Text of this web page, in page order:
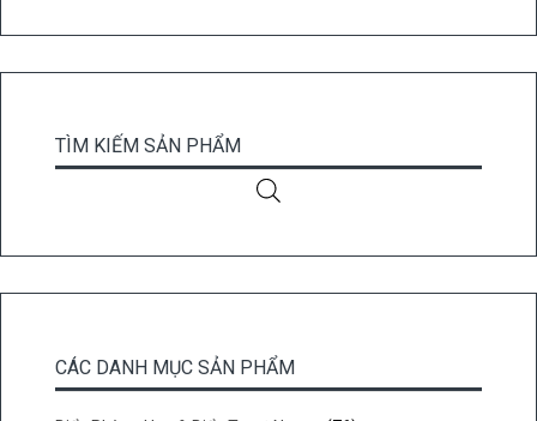
TÌM KIẾM SẢN PHẨM
CÁC DANH MỤC SẢN PHẨM